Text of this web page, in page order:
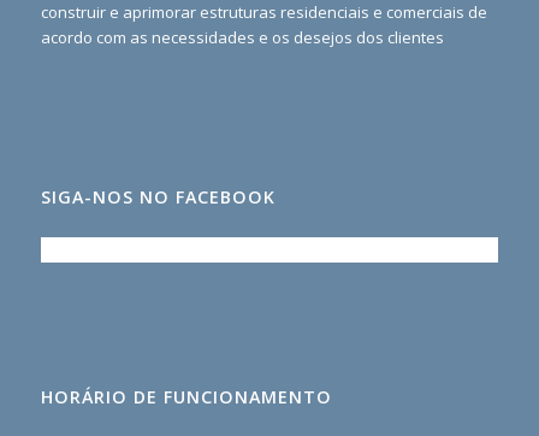
construir e aprimorar estruturas residenciais e comerciais de
acordo com as necessidades e os desejos dos clientes
SIGA-NOS NO FACEBOOK
HORÁRIO DE FUNCIONAMENTO